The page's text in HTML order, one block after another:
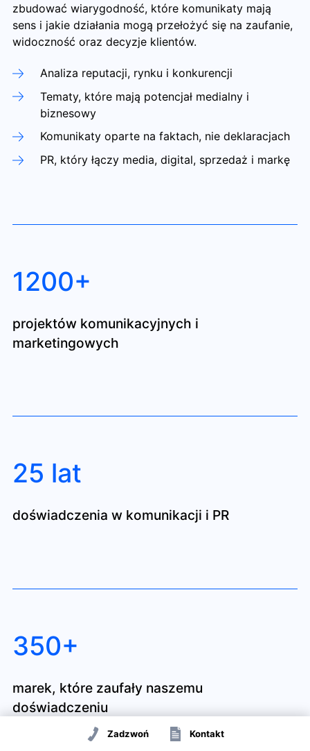
zbudować wiarygodność, które komunikaty mają
sens i jakie działania mogą przełożyć się na zaufanie,
widoczność oraz decyzje klientów.
Analiza reputacji, rynku i konkurencji
Tematy, które mają potencjał medialny i
biznesowy
Komunikaty oparte na faktach, nie deklaracjach
PR, który łączy media, digital, sprzedaż i markę
1200+
projektów komunikacyjnych i
marketingowych
25 lat
doświadczenia w komunikacji i PR
350+
marek, które zaufały naszemu
doświadczeniu
MAPA DZIAŁAŃ PR AI
Zadzwoń Kontakt